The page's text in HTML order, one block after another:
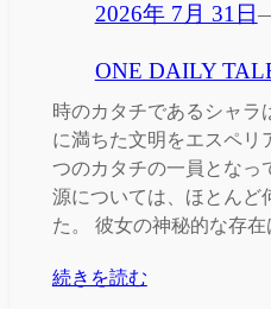
2026年 7月 31日
ONE DAILY
時のカタチであるシャラ
に満ちた文明をエスペリ
つのカタチの一員となっ
源については、ほとんど
た。 彼女の神秘的な存
続きを読む